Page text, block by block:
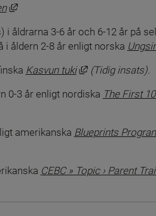
Länk till annan webbplats,
åldrarna 3-6 år och 6-12 år på
åldern 2-8 år enligt norska
Kasvun tuki Länk till annan
(Tidig insats).
0-3 år enligt nordiska The First
i nytt fönster.
amerikanska Blueprints
i nytt fönster.
CEBC » Topic › Parent
i nytt fönster.